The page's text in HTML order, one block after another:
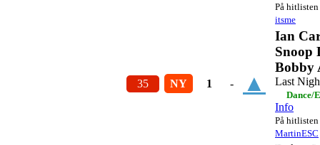
På hitlisten
itsme
35 NY 1 - ▲
Ian
Snoop
Bobby
Last
Dance/
Info
På hitlisten
MartinESC